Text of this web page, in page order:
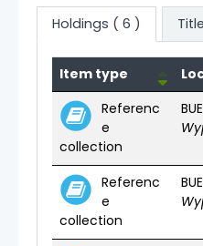
Holdings ( 6 )
Holdings
Item type
Referenc
e
collection
Referenc
e
collection